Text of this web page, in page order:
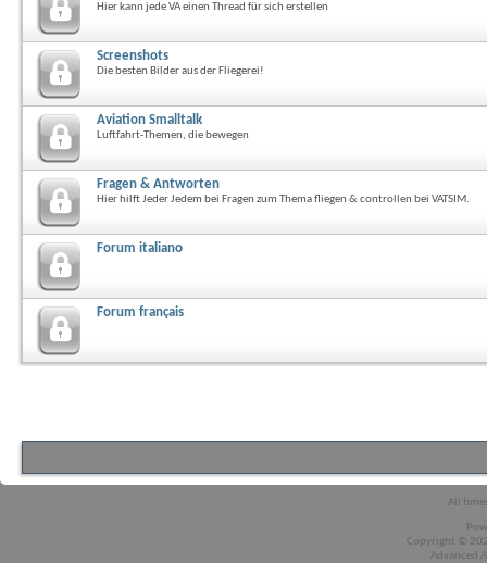
Hier kann jede VA einen Thread für sich erstellen
Screenshots
Die besten Bilder aus der Fliegerei!
Aviation Smalltalk
Luftfahrt-Themen, die bewegen
Fragen & Antworten
Hier hilft Jeder Jedem bei Fragen zum Thema fliegen & controllen bei VATSIM.
Forum italiano
Forum français
All
Copyright ©
Advanced